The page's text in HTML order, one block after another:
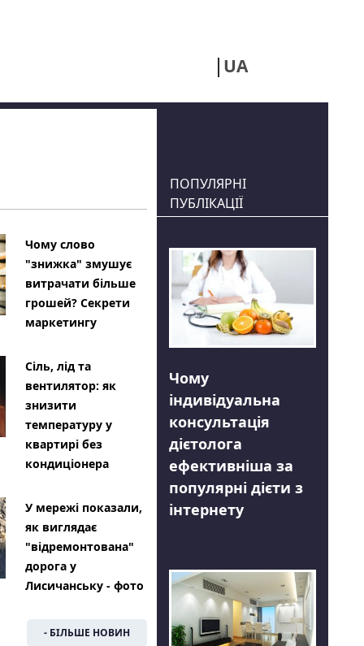
UA
Чому слово
"знижка" змушує
витрачати більше
грошей? Секрети
маркетингу
Сіль, лід та
вентилятор: як
знизити
температуру у
квартирі без
кондиціонера
У мережі показали,
як виглядає
"відремонтована"
дорога у
Лисичанську - фото
- БІЛЬШЕ НОВИН
ПОПУЛЯРНІ
ПУБЛІКАЦІЇ
Чому
індивідуальна
консультація
дієтолога
ефективніша за
популярні дієти з
інтернету